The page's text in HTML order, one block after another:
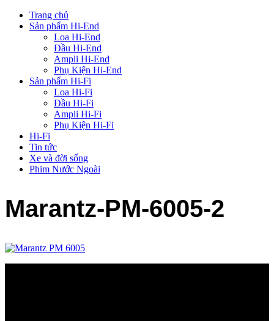
Trang chủ
Sản phẩm Hi-End
Loa Hi-End
Đầu Hi-End
Ampli Hi-End
Phụ Kiện Hi-End
Sản phẩm Hi-Fi
Loa Hi-Fi
Đầu Hi-Fi
Ampli Hi-Fi
Phụ Kiện Hi-Fi
Hi-Fi
Tin tức
Xe và đời sống
Phim Nước Ngoài
Marantz-PM-6005-2